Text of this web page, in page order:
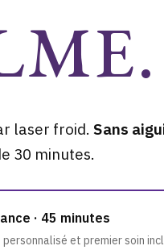
laser froid. Sans
30 minutes.
· 45 minutes
et premier soin